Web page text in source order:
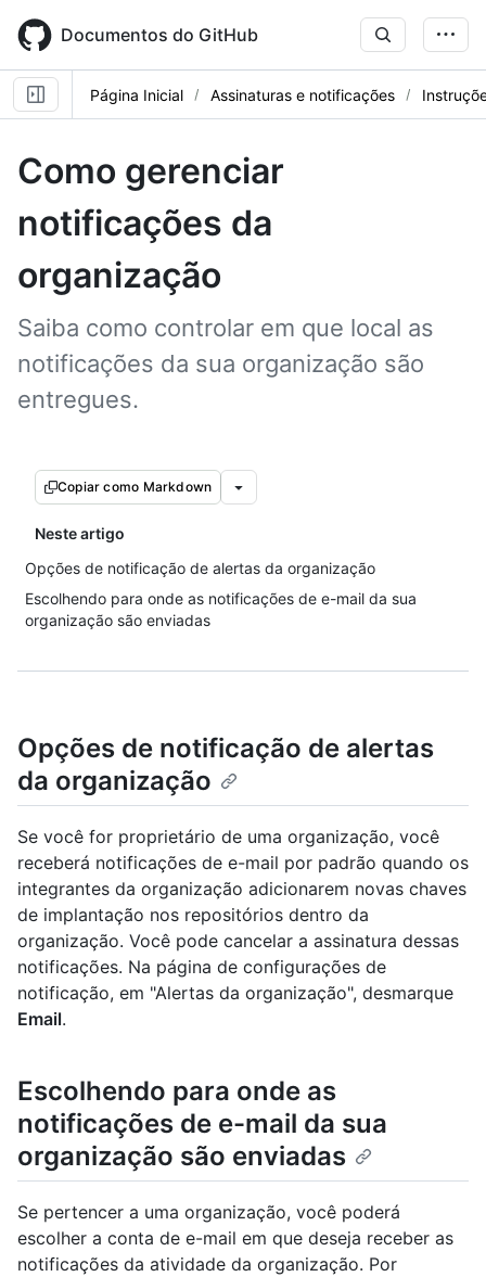
main
content
Documentos do GitHub
Página Inicial Assinaturas e notificações
Como gerenciar
notificações da
organização
Saiba como controlar em que local as
notificações da sua organização são
entregues.
Copiar como Markdown
Neste artigo
Opções de notificação de alertas da organização
Escolhendo para onde as notificações de e-mail da sua
organização são enviadas
Opções de notificação de alertas
da organização
Se você for proprietário de uma organização, você
receberá notificações de e-mail por padrão quando os
integrantes da organização adicionarem novas chaves
de implantação nos repositórios dentro da
organização. Você pode cancelar a assinatura dessas
notificações. Na página de configurações de
notificação, em "Alertas da organização", desmarque
Email.
Escolhendo para onde as
notificações de e-mail da sua
organização são enviadas
Se pertencer a uma organização, você poderá
escolher a conta de e-mail em que deseja receber as
notificações da atividade da organização. Por